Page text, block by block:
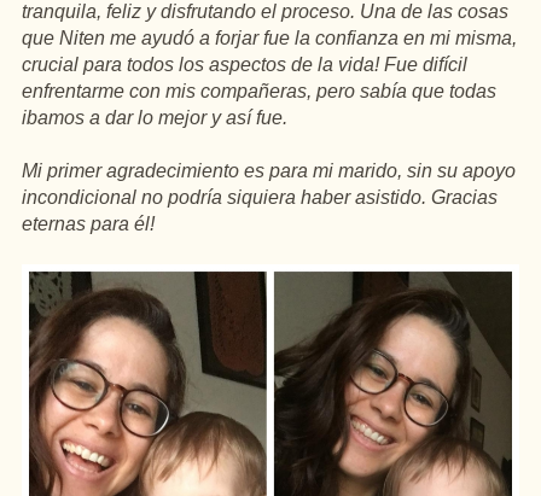
tranquila, feliz y disfrutando el proceso. Una de las cosas
que Niten me ayudó a forjar fue la confianza en mi misma,
crucial para todos los aspectos de la vida! Fue difícil
enfrentarme con mis compañeras, pero sabía que todas
ibamos a dar lo mejor y así fue.
Mi primer agradecimiento es para mi marido, sin su apoyo
incondicional no podría siquiera haber asistido. Gracias
eternas para él!